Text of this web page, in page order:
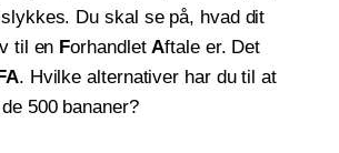
Du skal se på, hvad dit
til en ForhandletAftale er. Det
. Hvilke alternativer har du til at
500 bananer?